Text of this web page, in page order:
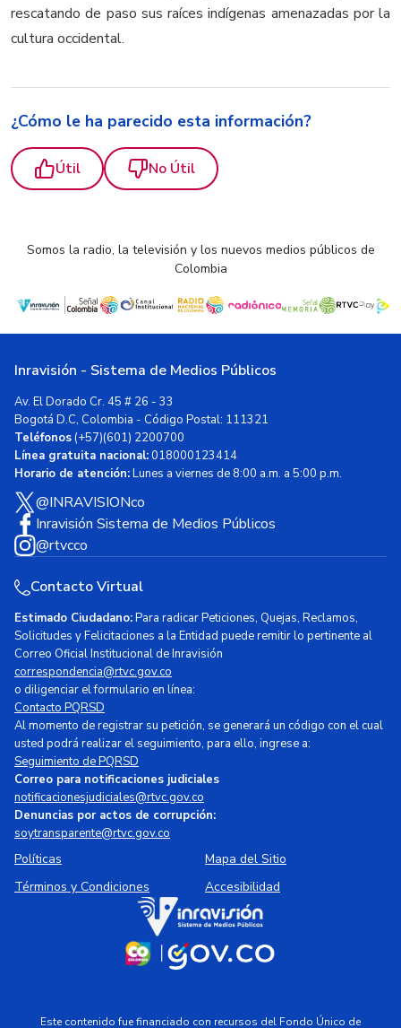
rescatando de paso sus raíces indígenas amenazadas por la
cultura occidental.
¿Cómo le ha parecido esta información?
Útil No Útil
Somos la radio, la televisión y los nuevos medios públicos de
Colombia
Inravisión - Sistema de Medios Públicos
Av. El Dorado Cr. 45 # 26 - 33
Bogotá D.C, Colombia - Código Postal: 111321
Teléfonos(+57)(601) 2200700
Línea gratuita nacional:018000123414
Horario de atención:Lunes a viernes de 8:00 a.m. a 5:00 p.m.
@INRAVISIONco
Inravisión Sistema de Medios Públicos
@rtvcco
Contacto Virtual
Estimado Ciudadano:Para radicar Peticiones, Quejas, Reclamos,
Solicitudes y Felicitaciones a la Entidad puede remitir lo pertinente al
Correo Oficial Institucional de Inravisión
correspondencia@rtvc.gov.co
o diligenciar el formulario en línea:
Contacto PQRSD
Al momento de registrar su petición, se generará un código con el cual
usted podrá realizar el seguimiento, para ello, ingrese a:
Seguimiento de PQRSD
Correo para notificaciones judiciales
notificacionesjudiciales@rtvc.gov.co
Denuncias por actos de corrupción:
soytransparente@rtvc.gov.co
Políticas
Mapa del Sitio
Términos y Condiciones
Accesibilidad
Este contenido fue financiado con recursos del Fondo Único de